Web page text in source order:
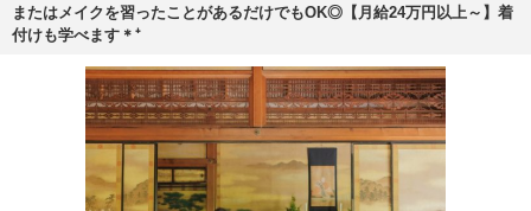
またはメイクを習ったことがあるだけでもOK◎【月給24万円以上～】着
付けも学べます＊⁺